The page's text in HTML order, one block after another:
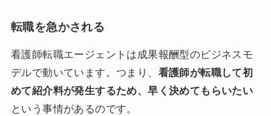
転職を急かされる
看護師転職エージェントは成果報酬型のビジネスモ
デルで動いています。つまり、 看護師が転職して初
めて紹介料が発生するため、早く決めてもらいたい
という事情があるのです。